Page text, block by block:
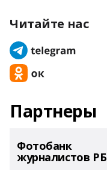
Читайте нас
Партнеры
Фотобанк
журналистов РБ